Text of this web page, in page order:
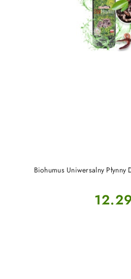
Biohumus Uniwersalny Płynny
Cena: